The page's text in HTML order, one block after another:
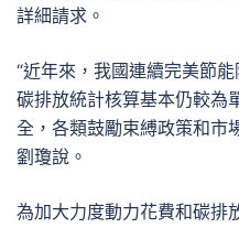
詳細請求。
“近年來，我國連續完美節
碳排放統計核算基本仍較為
全，各類鼓勵束縛政策和市
劉瓊說。
為加大力度動力花費和碳排